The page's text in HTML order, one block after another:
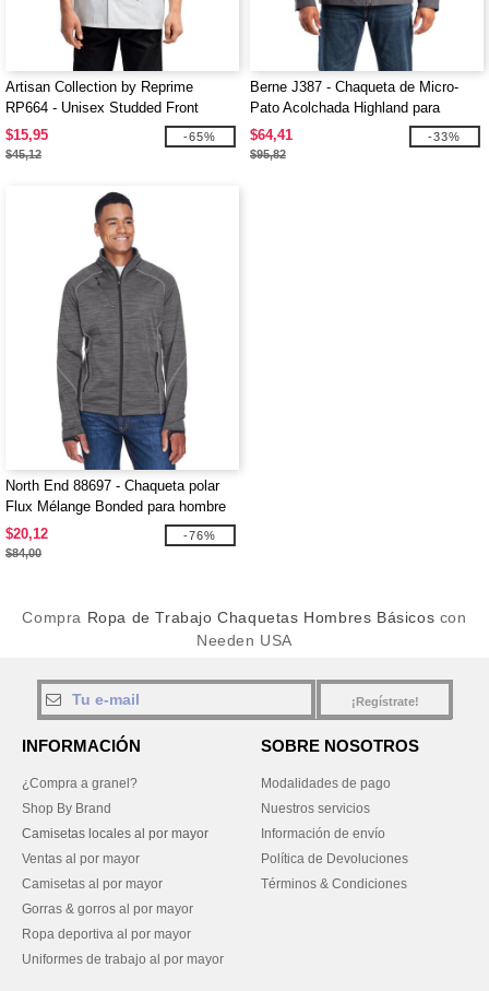
Artisan Collection by Reprime
RP664 - Unisex Studded Front
Short-Sleeve Chef's Jacket
$15,95
$45,12
-65%
Berne J387 - Chaqueta de Micro-
Pato Acolchada Highland para
Hombre
$64,41
$95,82
-33%
North End 88697 - Chaqueta polar
Flux Mélange Bonded para hombre
$20,12
$84,00
-76%
Compra Ropa de Trabajo Chaquetas Hombres Básicos con
Needen USA
¡Regístrate!
INFORMACIÓN
¿Compra a granel?
Shop By Brand
Camisetas locales al por mayor
Ventas al por mayor
Camisetas al por mayor
Gorras & gorros al por mayor
Ropa deportiva al por mayor
Uniformes de trabajo al por mayor
SOBRE NOSOTROS
Modalidades de pago
Nuestros servicios
Información de envío
Política de Devoluciones
Términos & Condiciones